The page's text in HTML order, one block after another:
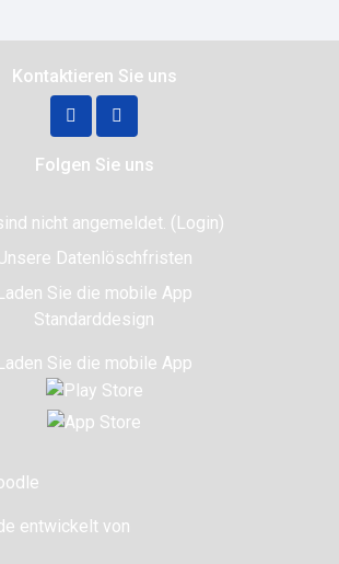
Kontaktieren Sie uns
Folgen Sie uns
nicht angemeldet. (Login)
Datenlöschfristen
Sie die mobile App
Standarddesign
Sie die mobile App
entwickelt von